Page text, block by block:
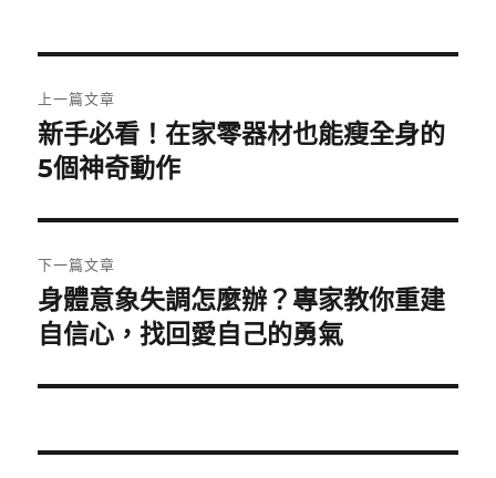
章
導
覽
上一篇文章
上
一
文
章:
新手必看！在家零器材也能瘦全身的
5個神奇動作
下一篇文章
下
一
文
身體意象失調怎麼辦？專家教你重建
自信心，找回愛自己的勇氣